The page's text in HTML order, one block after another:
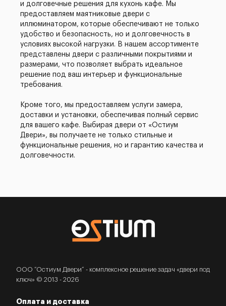
и долговечные решения для кухонь кафе. Мы
предоставляем маятниковые двери с
иллюминатором, которые обеспечивают не только
удобство и безопасность, но и долговечность в
условиях высокой нагрузки. В нашем ассортименте
представлены двери с различными покрытиями и
размерами, что позволяет выбрать идеальное
решение под ваш интерьер и функциональные
требования.
Кроме того, мы предоставляем услуги замера,
доставки и установки, обеспечивая полный сервис
для вашего кафе. Выбирая двери от «Остиум
Двери», вы получаете не только стильные и
функциональные решения, но и гарантию качества и
долговечности.
ООО “Остиум Двери” - комплексное решение задач «двери под
ключ» © 2013 - 2026
Оплата и доставка